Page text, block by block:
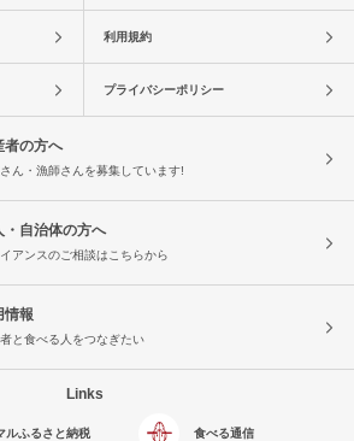
利用規約
プライバシーポリシー
者の方へ
ん・漁師さんを募集しています!
・自治体の方へ
アンスのご相談はこちらから
情報
と食べる人をつなぎたい
Links
ルふるさと納税 食べる通信